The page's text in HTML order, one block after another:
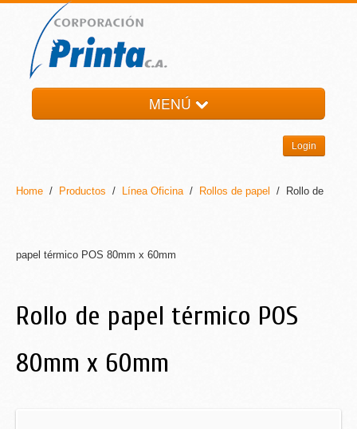
MENÚ
Login
Home / Productos / Línea Oficina/ Rollos de papel / Rollo de
papel térmico POS 80mm x 60mm
Rollo de papel térmico POS
80mm x 60mm